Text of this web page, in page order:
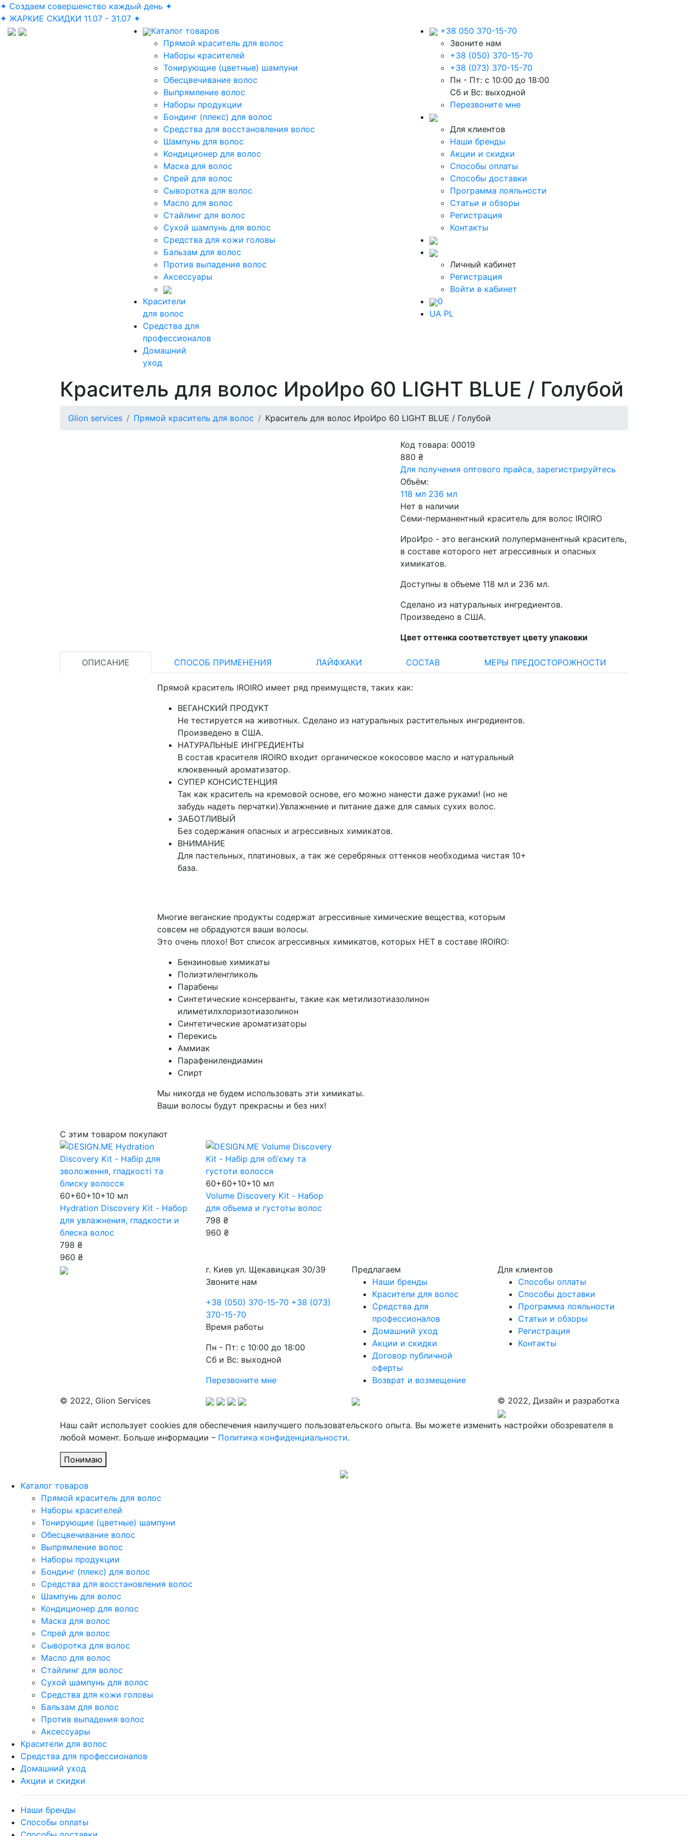
✦ Создаем совершенство каждый день ✦
✦ ЖАРКИЕ СКИДКИ 11.07 - 31.07 ✦
Каталог товаров
Прямой краситель для волос
Наборы красителей
Тонирующие (цветные) шампуни
Обесцвечивание волос
Выпрямление волос
Наборы продукции
Бондинг (плекс) для волос
Средства для восстановления волос
Шампунь для волос
Кондиционер для волос
Маска для волос
Спрей для волос
Сыворотка для волос
Масло для волос
Стайлинг для волос
Сухой шампунь для волос
Средства для кожи головы
Бальзам для волос
Против выпадения волос
Аксессуары
Красители
для волос
Средства для
профессионалов
Домашний
уход
+38 050 370-15-70
Звоните нам
+38 (050) 370-15-70
+38 (073) 370-15-70
Пн - Пт: с 10:00 до 18:00
Сб и Вс: выходной
Перезвоните мне
Для клиентов
Наши бренды
Акции и скидки
Способы оплаты
Способы доставки
Программа лояльности
Статьи и обзоры
Регистрация
Контакты
Личный кабинет
Регистрация
Войти в кабинет
0
UA PL
Краситель для волос ИроИро 60 LIGHT BLUE / Голубой
Glion services Прямой краситель для волос Краситель для волос ИроИро 60 LIGHT BLUE / Голубой
Код товара: 00019
880 ₴
Для получения оптового прайса, зарегистрируйтесь
Объём:
118 мл 236 мл
Нет в наличии
Семи-перманентный краситель для волос IROIRO
ИроИро - это веганский полуперманентный краситель,
в составе которого нет агрессивных и опасных
химикатов.
Доступны в объеме 118 мл и 236 мл.
Сделано из натуральных ингредиентов.
Произведено в США.
Цвет оттенка соответствует цвету упаковки
ОПИСАНИЕ СПОСОБ ПРИМЕНЕНИЯ ЛАЙФХАКИ СОСТАВ МЕРЫ ПРЕДОСТОРОЖНОСТИ
Прямой краситель IROIRO имеет ряд преимуществ, таких как:
ВЕГАНСКИЙ ПРОДУКТ
Не тестируется на животных. Сделано из натуральных растительных ингредиентов.
Произведено в США.
НАТУРАЛЬНЫЕ ИНГРЕДИЕНТЫ
В состав красителя IROIRO входит органическое кокосовое масло и натуральный
клюквенный ароматизатор.
СУПЕР КОНСИСТЕНЦИЯ
Так как краситель на кремовой основе, его можно нанести даже руками! (но не
забудь надеть перчатки).Увлажнение и питание даже для самых сухих волос.
ЗАБОТЛИВЫЙ
Без содержания опасных и агрессивных химикатов.
ВНИМАНИЕ
Для пастельных, платиновых, а так же серебряных оттенков необходима чистая 10+
база.
Многие веганские продукты содержат агрессивные химические вещества, которым
совсем не обрадуются ваши волосы.
Это очень плохо! Вот список агрессивных химикатов, которых НЕТ в составе IROIRO:
Бензиновые химикаты
Полиэтиленгликоль
Парабены
Синтетические консерванты, такие как метилизотиазолинон
илиметилхлоризотиазолинон
Синтетические ароматизаторы
Перекись
Аммиак
Парафенилендиамин
Спирт
Мы никогда не будем использовать эти химикаты.
Ваши волосы будут прекрасны и без них!
С этим товаром покупают
60+60+10+10 мл
Hydration Discovery Kit - Набор
для увлажнения, гладкости и
блеска волос
798 ₴
960 ₴
60+60+10+10 мл
Volume Discovery Kit - Набор
для объема и густоты волос
798 ₴
960 ₴
г. Киев ул. Щекавицкая 30/39
Звоните нам
+38 (050) 370-15-70 +38 (073)
370-15-70
Время работы
Пн - Пт: с 10:00 до 18:00
Сб и Вс: выходной
Перезвоните мне
Предлагаем
Наши бренды
Красители для волос
Средства для
профессионалов
Домашний уход
Акции и скидки
Договор публичной
оферты
Возврат и возмещение
Для клиентов
Способы оплаты
Способы доставки
Программа лояльности
Статьи и обзоры
Регистрация
Контакты
© 2022, Glion Services © 2022, Дизайн и разработка
Наш сайт использует cookies для обеспечения наилучшего пользовательского опыта. Вы можете изменить настройки обозревателя в
любой момент. Больше информации – Политика конфиденциальности.
Понимаю
Каталог товаров
Прямой краситель для волос
Наборы красителей
Тонирующие (цветные) шампуни
Обесцвечивание волос
Выпрямление волос
Наборы продукции
Бондинг (плекс) для волос
Средства для восстановления волос
Шампунь для волос
Кондиционер для волос
Маска для волос
Спрей для волос
Сыворотка для волос
Масло для волос
Стайлинг для волос
Сухой шампунь для волос
Средства для кожи головы
Бальзам для волос
Против выпадения волос
Аксессуары
Красители для волос
Средства для профессионалов
Домашний уход
Акции и скидки
Наши бренды
Способы оплаты